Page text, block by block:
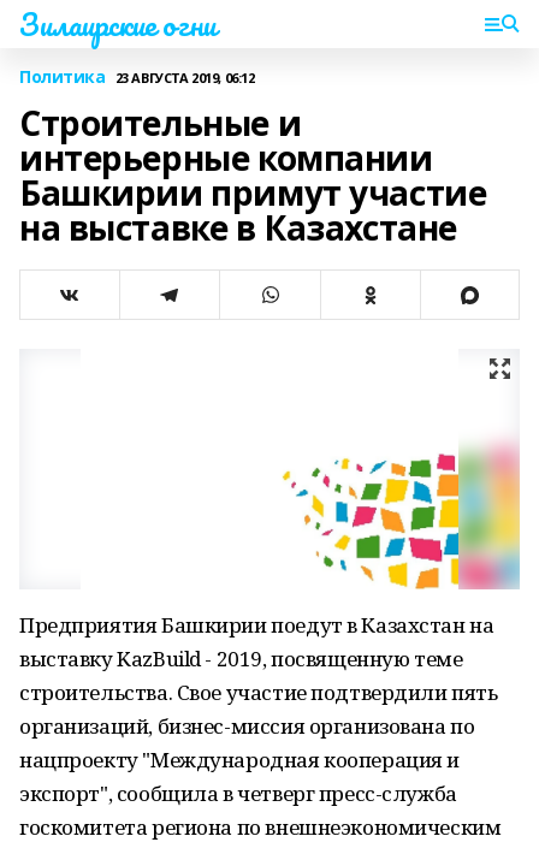
Зилаирские огни
Политика 23 АВГУСТА 2019, 06:12
Строительные и
интерьерные компании
Башкирии примут участие
на выставке в Казахстане
Предприятия Башкирии поедут в Казахстан на
выставку KazBuild - 2019, посвященную теме
строительства. Свое участие подтвердили пять
организаций, бизнес-миссия организована по
нацпроекту "Международная кооперация и
экспорт", сообщила в четверг пресс-служба
госкомитета региона по внешнеэкономическим